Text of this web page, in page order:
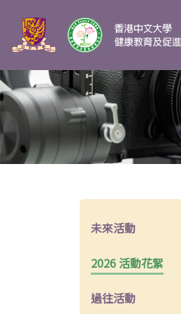
未來活動
2026 活動花絮
過往活動